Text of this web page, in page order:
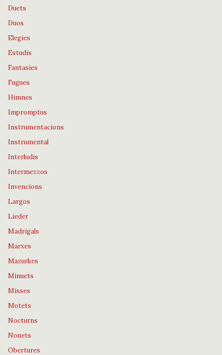
Duets
Duos
Elegies
Estudis
Fantasies
Fugues
Himnes
Impromptus
Instrumentacions
Instrumental
Interludis
Intermezzos
Invencions
Largos
Lieder
Madrigals
Marxes
Mazurkes
Minuets
Misses
Motets
Nocturns
Nonets
Obertures